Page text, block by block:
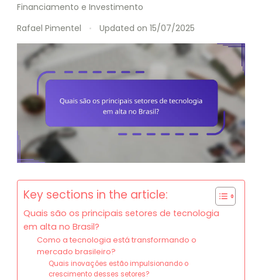
Financiamento e Investimento
Rafael Pimentel
Updated on 15/07/2025
Key sections in the article:
Quais são os principais setores de tecnologia
em alta no Brasil?
Como a tecnologia está transformando o
mercado brasileiro?
Quais inovações estão impulsionando o
crescimento desses setores?